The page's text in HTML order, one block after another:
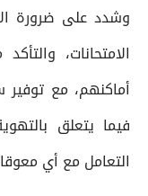
وشدد على ضرورة
الامتحانات،
أماكنهم، مع توفير
فيما يتعلق
التعامل مع أي